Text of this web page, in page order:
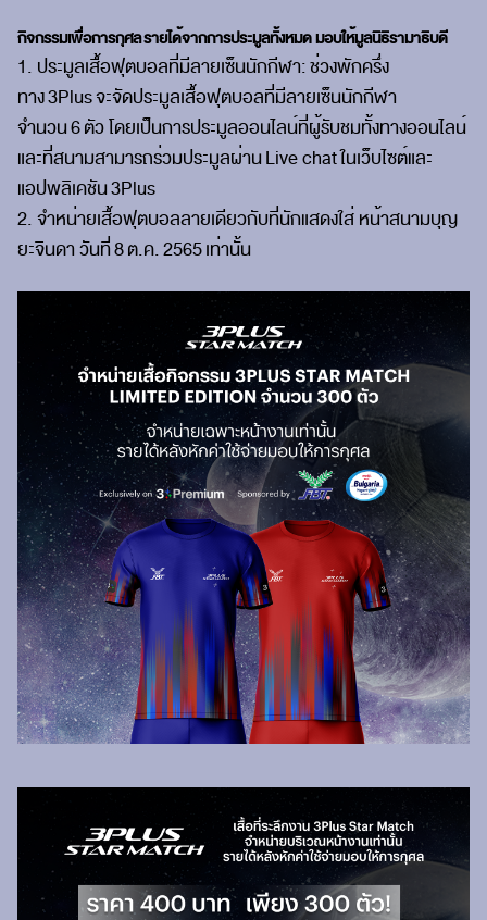
กิจกรรมเพื่อการกุศลรายได้จากการประมูลทั้งหมด มอบให้มูลนิธิรามาธิบดี
1. ประมูลเสื้อฟุตบอลที่มีลายเซ็นนักกีฬา:ช่วงพักครึ่ง
ทาง3Plusจะจัดประมูลเสื้อฟุตบอลที่มีลายเซ็นนักกีฬา
จำนวน6ตัว โดยเป็นการประมูลออนไลน์ที่ผู้รับชมทั้งทางออนไลน์
และที่สนามสามารถร่วมประมูลผ่านLive chatในเว็บไซต์และ
แอปพลิเคชัน3Plus
2. จำหน่ายเสื้อฟุตบอลลายเดียวกับที่นักแสดงใส่ หน้าสนามบุญ
ยะจินดา วันที่8ต.ค.2565เท่านั้น